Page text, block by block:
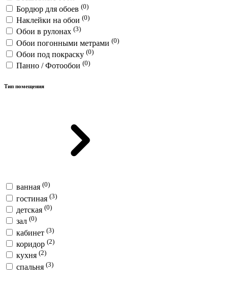
Бордюр для обоев (0)
Наклейки на обои (0)
Обои в рулонах (3)
Обои погонными метрами (0)
Обои под покраску (0)
Панно / Фотообои (0)
Тип помещения
ванная (0)
гостиная (3)
детская (0)
зал (0)
кабинет (3)
коридор (2)
кухня (2)
спальня (3)